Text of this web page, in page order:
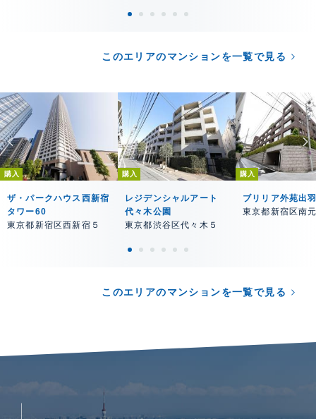
このエリアのマンションを一覧で見る
購入
ザ・パークハウス西新宿
タワー60
東京都新宿区西新宿５
購入
レジデンシャルアート
代々木公園
東京都渋谷区代々木５
購入
ブリリア外苑出
東京都新宿区南
このエリアのマンションを一覧で見る